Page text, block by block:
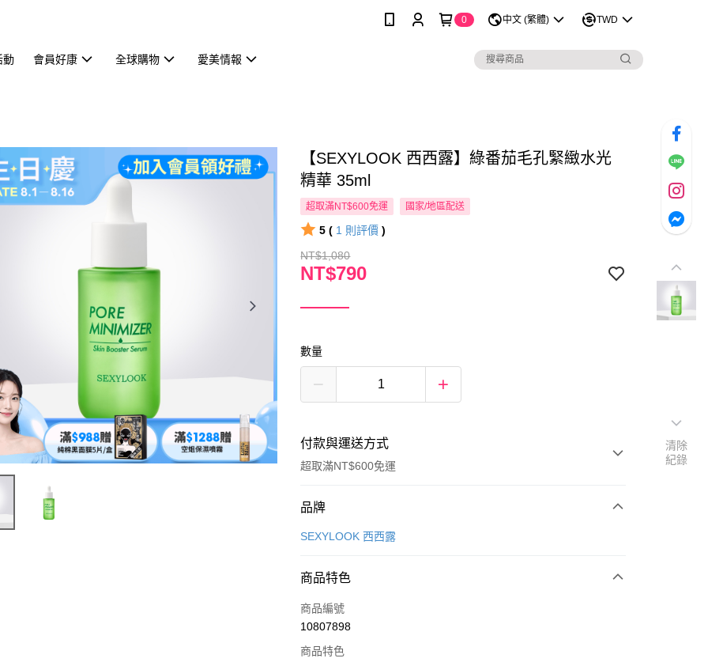
0 中文 (繁體) TWD
動 會員好康 全球購物 愛美情報
【SEXYLOOK 西西露】綠番茄毛孔緊緻水光
精華 35ml
超取滿NT$600免運 國家/地區配送
5 ( 1 則評價 )
NT$1,080
NT$790
數量
付款與運送方式
超取滿NT$600免運
付款方式
信用卡一次付款
Apple Pay
街口支付
品牌
SEXYLOOK 西西露
商品特色
商品編號
10807898
商品特色
清除
紀錄